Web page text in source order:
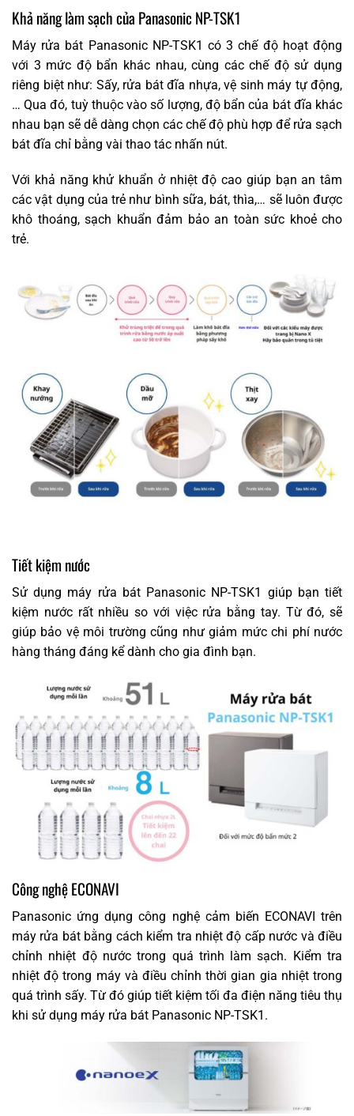
Khả năng làm sạch của Panasonic NP-TSK1
Máy rửa bát Panasonic NP-TSK1 có 3 chế độ hoạt động
với 3 mức độ bẩn khác nhau, cùng các chế độ sử dụng
riêng biệt như: Sấy, rửa bát đĩa nhựa, vệ sinh máy tự động,
… Qua đó, tuỳ thuộc vào số lượng, độ bẩn của bát đĩa khác
nhau bạn sẽ dễ dàng chọn các chế độ phù hợp để rửa sạch
bát đĩa chỉ bằng vài thao tác nhấn nút.
Với khả năng khử khuẩn ở nhiệt độ cao giúp bạn an tâm
các vật dụng của trẻ như bình sữa, bát, thìa,… sẽ luôn được
khô thoáng, sạch khuẩn đảm bảo an toàn sức khoẻ cho
trẻ.
Tiết kiệm nước
Sử dụng máy rửa bát Panasonic NP-TSK1 giúp bạn tiết
kiệm nước rất nhiều so với việc rửa bằng tay. Từ đó, sẽ
giúp bảo vệ môi trường cũng như giảm mức chi phí nước
hàng tháng đáng kể dành cho gia đình bạn.
Công nghệ ECONAVI
Panasonic ứng dụng công nghệ cảm biến ECONAVI trên
máy rửa bát bằng cách kiểm tra nhiệt độ cấp nước và điều
chỉnh nhiệt độ nước trong quá trình làm sạch. Kiểm tra
nhiệt độ trong máy và điều chỉnh thời gian gia nhiệt trong
quá trình sấy. Từ đó giúp tiết kiệm tối đa điện năng tiêu thụ
khi sử dụng máy rửa bát Panasonic NP-TSK1.